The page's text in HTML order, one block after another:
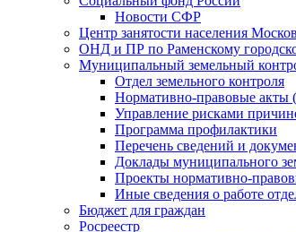
Новости СФР
Центр занятости населения
ОНД и ПР по Раменскому
Муниципальный земельный
Отдел земельного контроля
Нормативно-правовые акты
Управление рисками
Программа профилактики
Перечень сведений и
Доклады муниципального
Проекты нормативно-
Иные сведения о работе
Бюджет для граждан
Росреестр